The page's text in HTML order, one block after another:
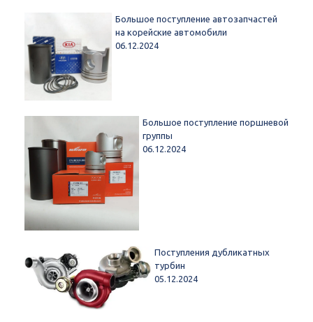
Большое поступление автозапчастей
на корейские автомобили
06.12.2024
Большое поступление поршневой
группы
06.12.2024
Поступления дубликатных
турбин
05.12.2024